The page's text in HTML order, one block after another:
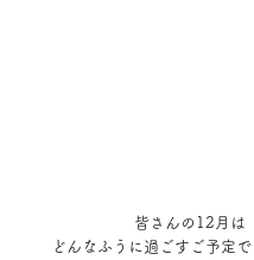
皆さんの12月は
どんなふうに過ごすご予定で